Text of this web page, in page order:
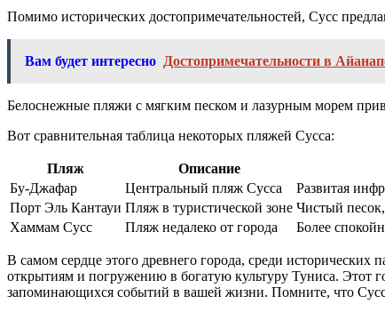
Помимо исторических достопримечательностей, Сусс
Вам будет интересно Достопримечательности в
Белоснежные пляжи с мягким песком и лазурным морем
Вот сравнительная таблица некоторых пляжей Сусса:
Пляж Описание
Бу-Джафар
Центральный пляж Сусса
Развитая
Порт Эль Кантауи Пляж в туристической зоне Чистый
Хаммам Сусс
Пляж недалеко от города Более
В самом сердце этого древнего города, среди
открытиям и погружению в богатую культуру Туниса. Этот
запоминающихся событий в вашей жизни. Помните, что